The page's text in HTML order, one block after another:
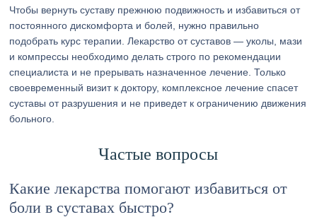
Чтобы вернуть суставу прежнюю подвижность и избавиться от
постоянного дискомфорта и болей, нужно правильно
подобрать курс терапии. Лекарство от суставов — уколы, мази
и компрессы необходимо делать строго по рекомендации
специалиста и не прерывать назначенное лечение. Только
своевременный визит к доктору, комплексное лечение спасет
суставы от разрушения и не приведет к ограничению движения
больного.
Частые вопросы
Какие лекарства помогают избавиться от
боли в суставах быстро?